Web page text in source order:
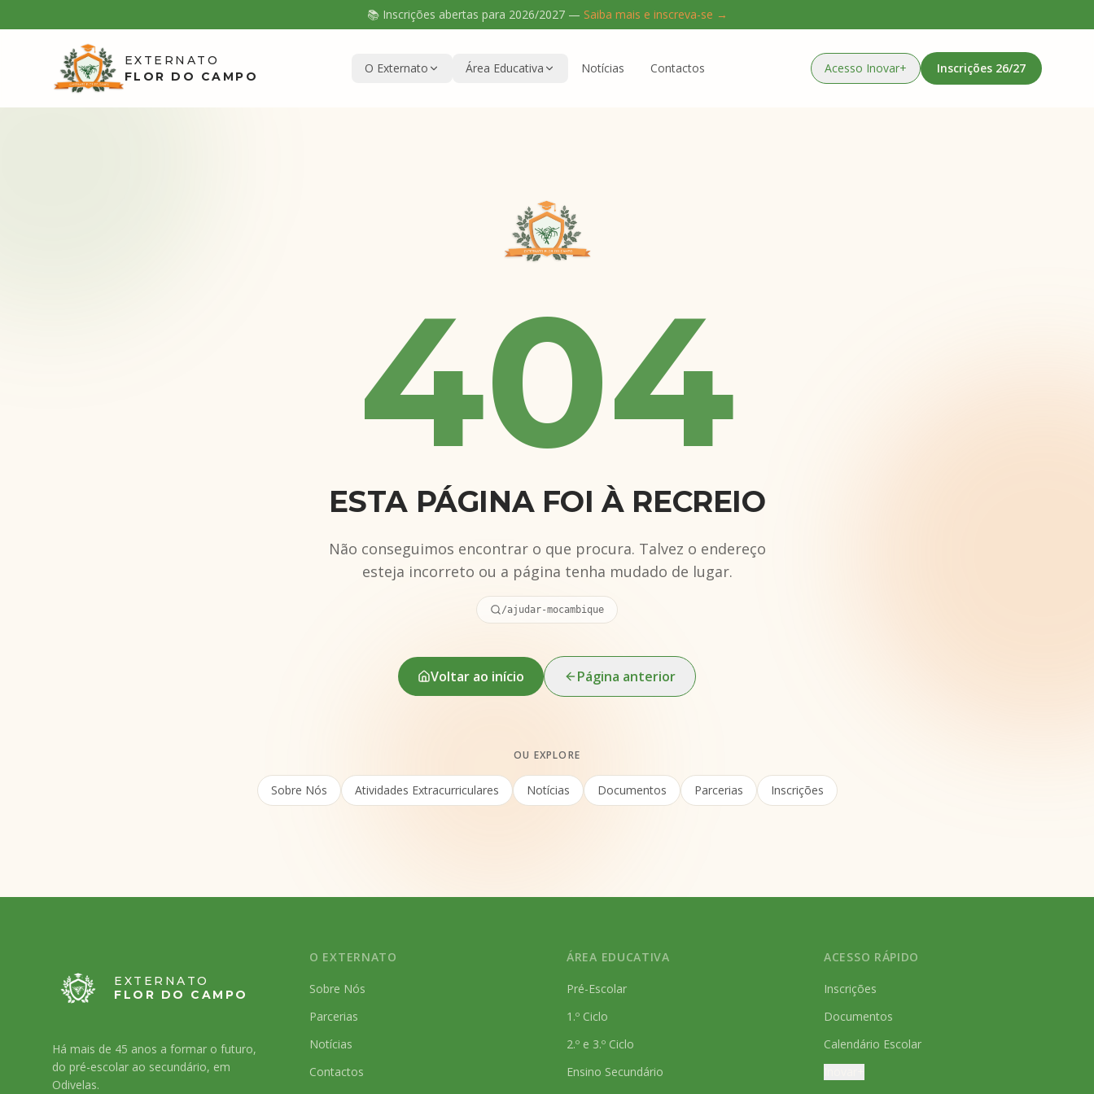
📚 Inscrições abertas para 2026/2027— Saiba mais e inscreva-se →
EXTERNATO
FLOR DO CAMPO
O Externato Área Educativa Notícias Contactos Acesso Inovar+ Inscrições26/27
404
ESTA PÁGINA FOI À RECREIO
Não conseguimos encontrar o que procura. Talvez o endereço
esteja incorreto ou a página tenha mudado de lugar.
/ajudar-mocambique
Voltar ao início Página anterior
OU EXPLORE
Sobre Nós Atividades Extracurriculares Notícias Documentos Parcerias Inscrições
EXTERNATO
FLOR DO CAMPO
Há mais de 45 anos a formar o futuro,
do pré-escolar ao secundário, em
Odivelas.
O EXTERNATO
Sobre Nós
Parcerias
Notícias
Contactos
ÁREA EDUCATIVA
Pré-Escolar
1.º Ciclo
2.º e 3.º Ciclo
Ensino Secundário
ACESSO RÁPIDO
Inscrições
Documentos
Calendário Escolar